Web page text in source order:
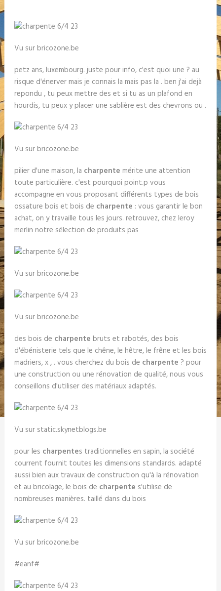
Vu sur bricozone.be
petz ans, luxembourg. juste pour info, c'est quoi une ? au
risque d'énerver mais je connais la mais pas la . ben j'ai dejà
repondu , tu peux mettre des et si tu as un plafond en
hourdis, tu peux y placer une sablière est des chevrons ou .
Vu sur bricozone.be
pilier d'une maison, la charpente mérite une attention
toute particulière. c'est pourquoi point.p vous
accompagne en vous proposant différents types de bois
ossature bois et bois de charpente : vous garantir le bon
achat, on y travaille tous les jours. retrouvez, chez leroy
merlin notre sélection de produits pas
Vu sur bricozone.be
Vu sur bricozone.be
des bois de charpente bruts et rabotés, des bois
d'ébénisterie tels que le chêne, le hêtre, le frêne et les bois
madriers, x , . vous cherchez du bois de charpente ? pour
une construction ou une rénovation de qualité, nous vous
conseillons d'utiliser des matériaux adaptés.
Vu sur static.skynetblogs.be
pour les charpentes traditionnelles en sapin, la société
courrent fournit toutes les dimensions standards. adapté
aussi bien aux travaux de construction qu'à la rénovation
et au bricolage, le bois de charpente s'utilise de
nombreuses manières. taillé dans du bois
Vu sur bricozone.be
#eanf#